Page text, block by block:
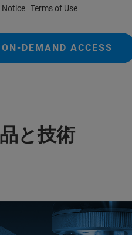
Notice Terms of Use
DEMAND ACCESS
と技術